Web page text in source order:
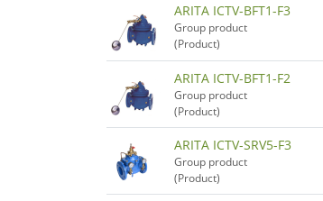
ARITA ICTV-BFT1-F3
Group product
(Product)
ARITA ICTV-BFT1-F2
Group product
(Product)
ARITA ICTV-SRV5-F3
Group product
(Product)